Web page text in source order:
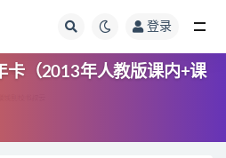
登录
卡（2013年人教版课内+课